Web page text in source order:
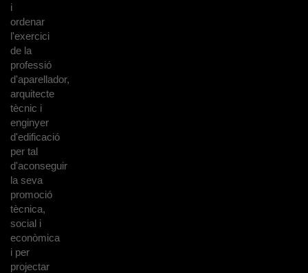
i
ordenar
l'exercici
de la
professió
d'aparellador,
arquitecte
tècnic i
enginyer
d'edificació
per tal
d'aconseguir
la seva
promoció
tècnica,
social i
econòmica
i per
projectar